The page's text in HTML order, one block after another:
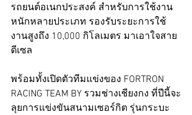
รถยนต์อเนกประสงค์ สำหรับการใช้งาน
หนักหลายประเภท รองรับระยะการใช้
งานสูงถึง 10,000 กิโลเมตร มาเอาใจสาย
ดีเซล
พร้อมทั้งเปิดตัวทีมแข่งของ FORTRON
RACING TEAM BY รวมช่างเชียงกง ที่ปีนี้จะ
ลุยการแข่งขันสนามเซอร์กิต รุ่นกระบะ